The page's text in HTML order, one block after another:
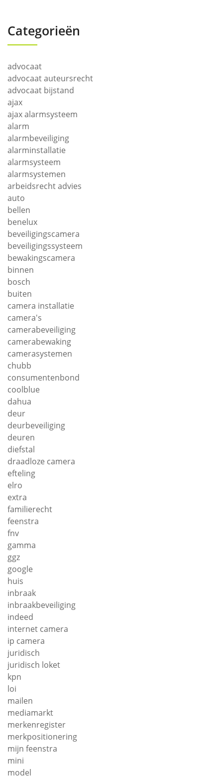
Categorieën
advocaat
advocaat auteursrecht
advocaat bijstand
ajax
ajax alarmsysteem
alarm
alarmbeveiliging
alarminstallatie
alarmsysteem
alarmsystemen
arbeidsrecht advies
auto
bellen
benelux
beveiligingscamera
beveiligingssysteem
bewakingscamera
binnen
bosch
buiten
camera installatie
camera's
camerabeveiliging
camerabewaking
camerasystemen
chubb
consumentenbond
coolblue
dahua
deur
deurbeveiliging
deuren
diefstal
draadloze camera
efteling
elro
extra
familierecht
feenstra
fnv
gamma
ggz
google
huis
inbraak
inbraakbeveiliging
indeed
internet camera
ip camera
juridisch
juridisch loket
kpn
loi
mailen
mediamarkt
merkenregister
merkpositionering
mijn feenstra
mini
model